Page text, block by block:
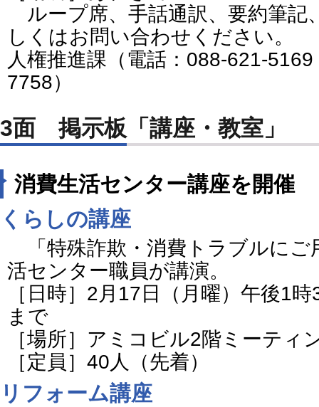
ループ席、手話通訳、要約筆記
しくはお問い合わせください。
人権推進課（電話：088-621-
7758）
3面 掲示板「講座・教室」
消費生活センター講座を開催
くらしの講座
「特殊詐欺・消費トラブルにご
活センター職員が講演。
［日時］2月17日（月曜）午後1
まで
［場所］アミコビル2階ミーティ
［定員］40人（先着）
リフォーム講座